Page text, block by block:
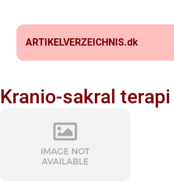
ARTIKELVERZEICHNIS.dk
Kranio-sakral terapi